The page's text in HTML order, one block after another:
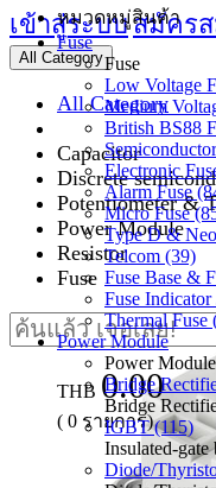
เข้าสู่ระบบสมัคร
All Category
All Category
Capacitor
Discrete
Potentiometer &
Power Module
Resistor
Fuse
THB 0.00
( 0 รายการ)
หมวดหมู่สินค้า
Fuse
Fuse
Low Voltage
Medium
British BS88
Electronic
Alarm Fuse
Micro Fuse
Type D &
Telcom (39)
Fuse Base &
Fuse
Thermal Fuse
Power Module
Power Module
Bridge
Bridge
IGBT (115)
Insulated-gate
Diode/